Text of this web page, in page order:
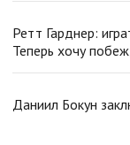
Ретт Гарднер:
Теперь хочу
Даниил Бокун